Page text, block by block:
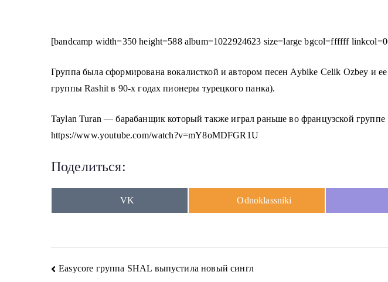
[bandcamp width=350 height=588 album=1022924623 size=large bgcol=ffffff
Группа была сформирована вокалисткой и автором песен Aybike Celik Ozbey и
группы Rashit в 90-х годах пионеры турецкого панка).
Taylan Turan — барабанщик который также играл раньше во французской
https://www.youtube.com/watch?v=mY8oMDFGR1U
Поделиться:
Share
VK
Share
Odnoklassniki
Навигация
Easycore группа SHAL выпустила новый сингл